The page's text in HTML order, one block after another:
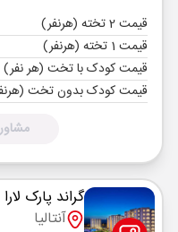
قیمت 2 تخته (هرنفر)
قیمت 1 تخته (هرنفر)
قیمت کودک با تخت (هر نفر)
قیمت کودک بدون تخت
گراند پارک لارا
آنتالیا